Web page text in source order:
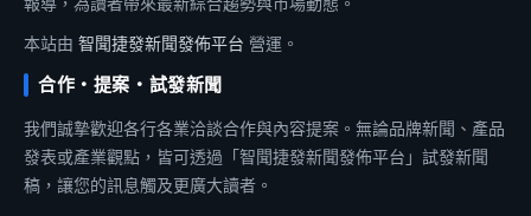
本站由 智聞捷發新聞發佈平台 營運。
合作・提案・試發新聞
我們誠摯歡迎各行各業洽談合作與內容提案。無論品牌新聞、產品
發表或產業觀點，皆可透過「智聞捷發新聞發佈平台」試發新聞
稿，讓您的訊息觸及更廣大讀者。